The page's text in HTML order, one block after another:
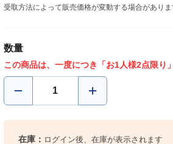
受取方法によって販売価格が変動する場合がありま
数量
この商品は、一度につき「お1人様2点限り」
ログイン後、在庫が表示されます